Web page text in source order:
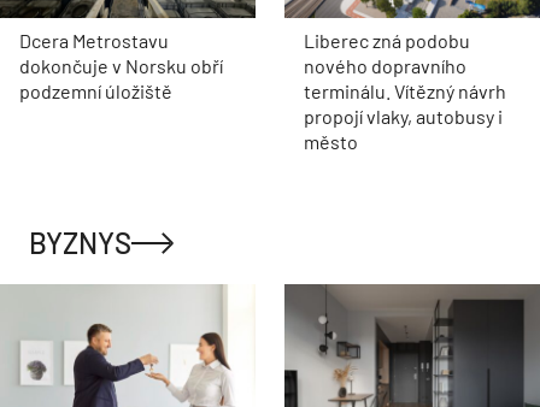
Dcera Metrostavu
dokončuje v Norsku obří
podzemní úložiště
Liberec zná podobu
nového dopravního
terminálu. Vítězný návrh
propojí vlaky, autobusy i
město
BYZNYS